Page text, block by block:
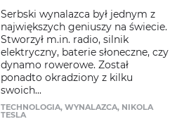
Serbski wynalazca był jednym z
największych geniuszy na świecie.
Stworzył m.in. radio, silnik
elektryczny, baterie słoneczne, czy
dynamo rowerowe. Został
ponadto okradziony z kilku
swoich...
TECHNOLOGIA, WYNALAZCA, NIKOLA
TESLA